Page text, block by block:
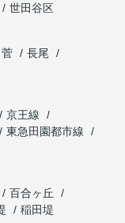
世田谷区
菅
長尾
京王線
東急田園都市線
百合ヶ丘
稲田堤